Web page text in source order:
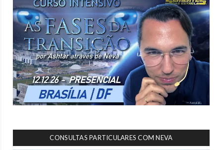
CONSULTAS PARTICULARES COM NEVA